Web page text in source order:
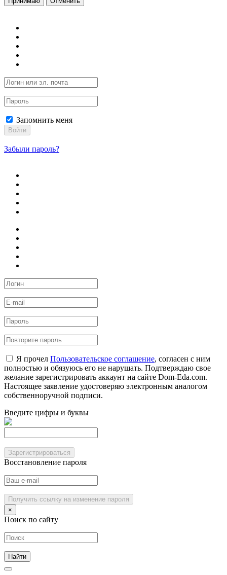
Запомнить меня
Войти
Забыли пароль?
Я прочел Пользовательское соглашение, согласен с ним
полностью и обязуюсь его не нарушать. Подтверждаю свое
желание зарегистрировать аккаунт на сайте Dom-Eda.com.
Настоящее заявление удостоверяю электронным аналогом
собственноручной подписи.
Введите цифры и буквы
Зарегистрироваться
Восстановление пароля
Получить ссылку на изменение пароля
×
Поиск по сайту